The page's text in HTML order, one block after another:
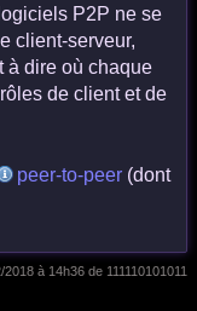
P2P ne se
client-serveur,
à dire où chaque
de client et de
peer-to-peer (dont
2018 à 14h36 de 111110101011